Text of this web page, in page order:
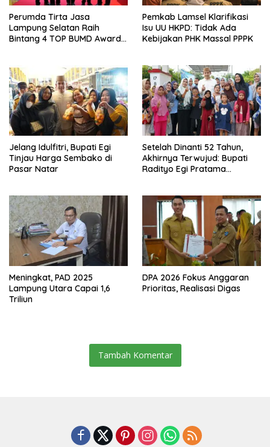
Perumda Tirta Jasa
Lampung Selatan Raih
Bintang 4 TOP BUMD Awards
Pemkab Lamsel Klarifikasi
Isu UU HKPD: Tidak Ada
Kebijakan PHK Massal PPPK
Jelang Idulfitri, Bupati Egi
Tinjau Harga Sembako di
Pasar Natar
Setelah Dinanti 52 Tahun,
Akhirnya Terwujud: Bupati
Radityo Egi Pratama
Meningkat, PAD 2025
Lampung Utara Capai 1,6
Triliun
DPA 2026 Fokus Anggaran
Prioritas, Realisasi Digas
Tambah Komentar